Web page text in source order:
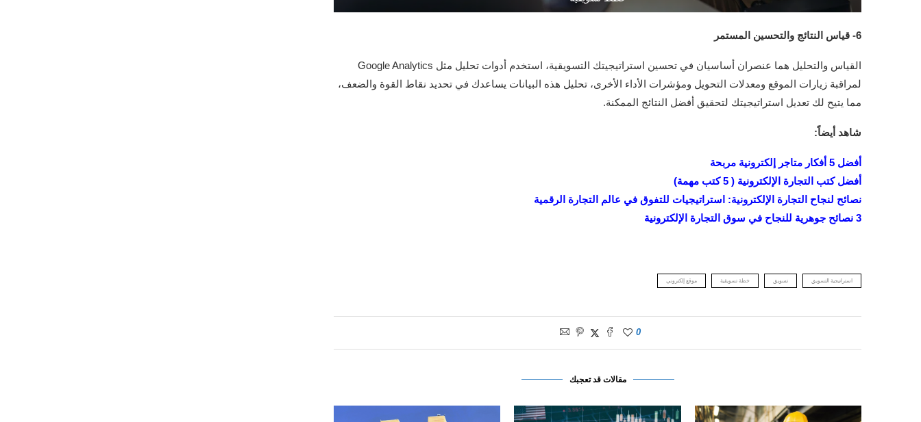
6- قياس النتائج والتحسين المستمر
القياس والتحليل هما عنصران أساسيان في تحسين استراتيجيتك التسويقية، استخدم أدوات تحليل مثل Google Analytics
لمراقبة زيارات الموقع ومعدلات التحويل ومؤشرات الأداء الأخرى، تحليل هذه البيانات يساعدك في تحديد نقاط القوة والضعف،
مما يتيح لك تعديل استراتيجيتك لتحقيق أفضل النتائج الممكنة.
شاهد أيضاً:
أفضل 5 أفكار متاجر إلكترونية مربحة
أفضل كتب التجارة الإلكترونية ( 5 كتب مهمة)
نصائح لنجاح التجارة الإلكترونية: استراتيجيات للتفوق في عالم التجارة الرقمية
3 نصائح جوهرية للنجاح في سوق التجارة الإلكترونية
استراتيجية التسويق تسويق خطة تسويقية موقع إلكتروني
0
مقالات قد تعجبك